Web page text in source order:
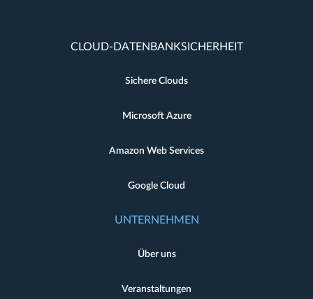
CLOUD-DATENBANKSICHERHEIT
Sichere Clouds
Microsoft Azure
Amazon Web Services
Google Cloud
UNTERNEHMEN
Über uns
Veranstaltungen